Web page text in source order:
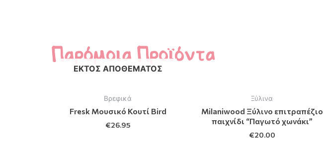
Παρόμοια Προϊόντα
ΕΚΤΌΣ ΑΠΟΘΈΜΑΤΟΣ
Βρεφικά
Fresk Μουσικό Κουτί Bird
€26.95
Ξύλινα
Milaniwood Ξύλινο επιτραπέζιο
παιχνίδι “Παγωτό χωνάκι”
€20.00